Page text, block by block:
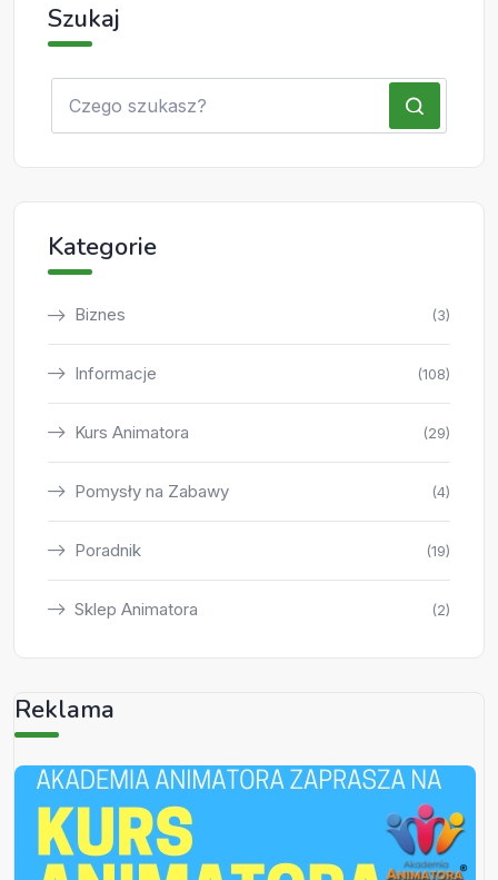
Szukaj
Kategorie
Biznes (3)
Informacje (108)
Kurs Animatora (29)
Pomysły na Zabawy (4)
Poradnik (19)
Sklep Animatora (2)
Reklama